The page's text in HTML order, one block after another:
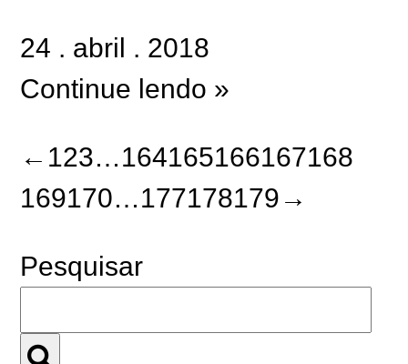
24 . abril . 2018
Continue lendo »
← 123…164165166167168
169170…177178179 →
Pesquisar